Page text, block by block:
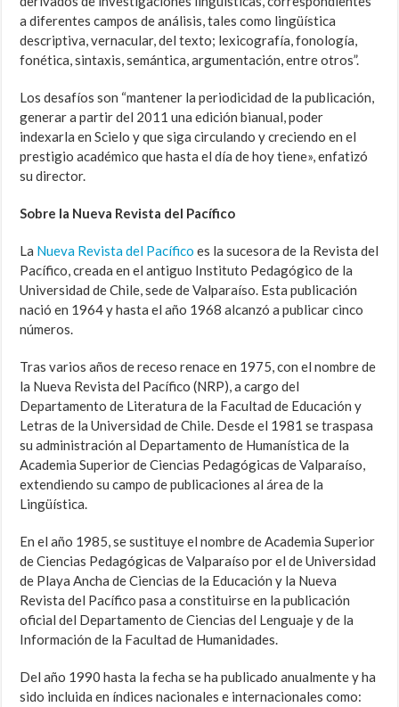
a diferentes campos de análisis, tales como lingüística
descriptiva, vernacular, del texto; lexicografía, fonología,
fonética, sintaxis, semántica, argumentación, entre otros”.
Los desafíos son “mantener la periodicidad de la publicación,
generar a partir del 2011 una edición bianual, poder
indexarla en Scielo y que siga circulando y creciendo en el
prestigio académico que hasta el día de hoy tiene», enfatizó
su director.
Sobre la Nueva Revista del Pacífico
La Nueva Revista del Pacífico es la sucesora de la Revista del
Pacífico, creada en el antiguo Instituto Pedagógico de la
Universidad de Chile, sede de Valparaíso. Esta publicación
nació en 1964 y hasta el año 1968 alcanzó a publicar cinco
números.
Tras varios años de receso renace en 1975, con el nombre de
la Nueva Revista del Pacífico (NRP), a cargo del
Departamento de Literatura de la Facultad de Educación y
Letras de la Universidad de Chile. Desde el 1981 se traspasa
su administración al Departamento de Humanística de la
Academia Superior de Ciencias Pedagógicas de Valparaíso,
extendiendo su campo de publicaciones al área de la
Lingüística.
En el año 1985, se sustituye el nombre de Academia Superior
de Ciencias Pedagógicas de Valparaíso por el de Universidad
de Playa Ancha de Ciencias de la Educación y la Nueva
Revista del Pacífico pasa a constituirse en la publicación
oficial del Departamento de Ciencias del Lenguaje y de la
Información de la Facultad de Humanidades.
Del año 1990 hasta la fecha se ha publicado anualmente y ha
sido incluida en índices nacionales e internacionales como: